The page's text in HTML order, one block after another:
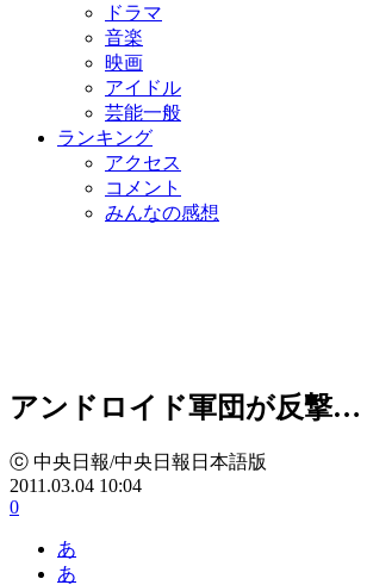
ドラマ
音楽
映画
アイドル
芸能一般
ランキング
アクセス
コメント
みんなの感想
アンドロイド軍団が反撃…
ⓒ 中央日報/中央日報日本語版
2011.03.04 10:04
0
あ
あ